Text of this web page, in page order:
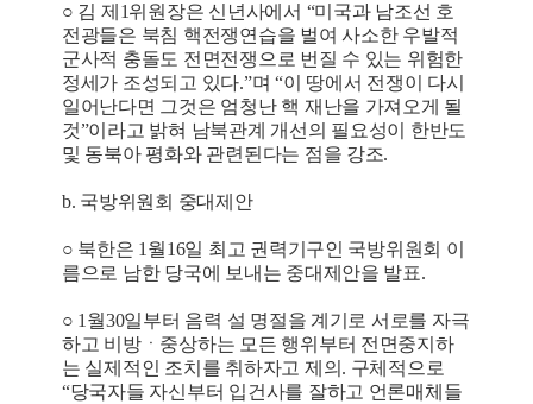
○ 김 제1위원장은 신년사에서 “미국과 남조선 호
전광들은 북침 핵전쟁연습을 벌여 사소한 우발적
군사적 충돌도 전면전쟁으로 번질 수 있는 위험한
정세가 조성되고 있다.”며 “이 땅에서 전쟁이 다시
일어난다면 그것은 엄청난 핵 재난을 가져오게 될
것”이라고 밝혀 남북관계 개선의 필요성이 한반도
및 동북아 평화와 관련된다는 점을 강조.
b. 국방위원회 중대제안
○ 북한은 1월16일 최고 권력기구인 국방위원회 이
름으로 남한 당국에 보내는 중대제안을 발표.
○ 1월30일부터 음력 설 명절을 계기로 서로를 자극
하고 비방ㆍ중상하는 모든 행위부터 전면중지하
는 실제적인 조치를 취하자고 제의. 구체적으로
“당국자들 자신부터 입건사를 잘하고 언론매체들